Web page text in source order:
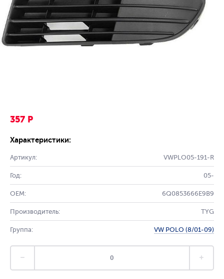
357 Р
Характеристики:
Артикул: VWPLO05-191-R
Год: 05-
OEM: 6Q0853666E9B9
Производитель: TYG
Группа: VW POLO (8/01-09)